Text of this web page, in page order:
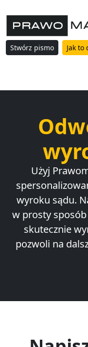
Stwórz pismo Jak to
Użyj
wyroku sądu.
w prosty
skutecznie
pozwoli na